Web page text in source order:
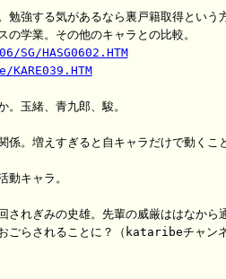
勉強する気があるなら裏戸籍取得という
HASG0602.HTM
。玉緒、青九郎、駿。
係。増えすぎると自キャラだけで動くこ
動キャラ。
されぎみの史雄。先輩の威厳ははなから
ごらされることに？（kataribeチャン